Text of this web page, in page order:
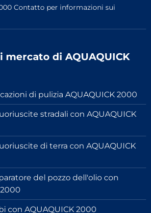
Contatto per informazioni sui
mercato di AQUAQUICK
di pulizia AQUAQUICK 2000
stradali con AQUAQUICK
di terra con AQUAQUICK
del pozzo dell'olio con
con AQUAQUICK 2000